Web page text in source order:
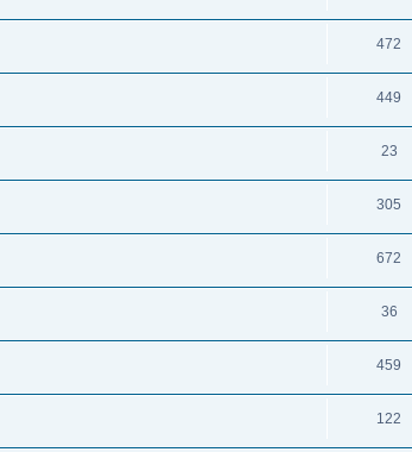
472
449
23
305
672
36
459
122